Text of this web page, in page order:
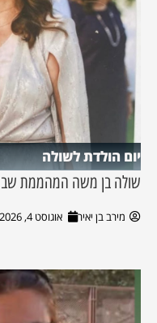
יום הולדת לשולה
שולה בן משה המהממת
מירב בן יאיר אוגוסט 4, 2026